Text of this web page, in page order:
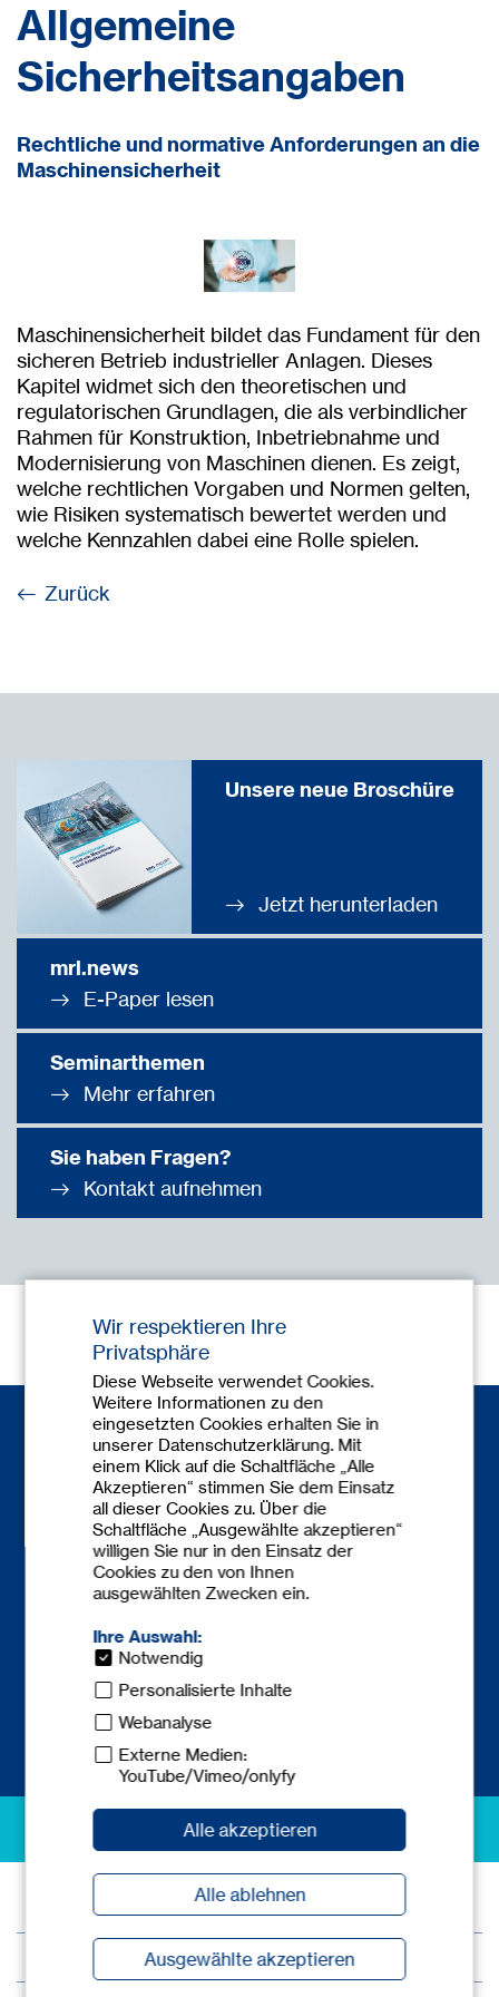
Allgemeine
Sicherheitsangaben
Rechtliche und normative Anforderungen an die
Maschinensicherheit
Maschinensicherheit bildet das Fundament für den
sicheren Betrieb industrieller Anlagen. Dieses
Kapitel widmet sich den theoretischen und
regulatorischen Grundlagen, die als verbindlicher
Rahmen für Konstruktion, Inbetriebnahme und
Modernisierung von Maschinen dienen. Es zeigt,
welche rechtlichen Vorgaben und Normen gelten,
wie Risiken systematisch bewertet werden und
welche Kennzahlen dabei eine Rolle spielen.
Zurück
Unsere neue Broschüre
Jetzt herunterladen
mrl.news
E-Paper lesen
Seminarthemen
Mehr erfahren
Sie haben Fragen?
Kontakt aufnehmen
Kontakt
Telefon:+49 6841 77780-0
Telefax: +49 6841 77780-59
excellence in safety
© 2026 tec.nicum
Impressum
Wir respektieren Ihre
Privatsphäre
Diese Webseite verwendet Cookies.
Weitere Informationen zu den
eingesetzten Cookies erhalten Sie in
unserer Datenschutzerklärung. Mit
einem Klick auf die Schaltfläche „Alle
Akzeptieren“ stimmen Sie dem Einsatz
all dieser Cookies zu. Über die
Schaltfläche „Ausgewählte akzeptieren“
willigen Sie nur in den Einsatz der
Cookies zu den von Ihnen
ausgewählten Zwecken ein.
Ihre Auswahl:
Notwendig
Personalisierte Inhalte
Webanalyse
Externe Medien:
YouTube/Vimeo/onlyfy
Alle akzeptieren
Alle ablehnen
Ausgewählte akzeptieren